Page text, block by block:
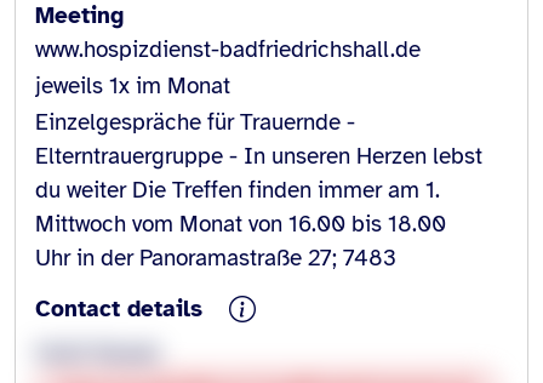
Meeting
www.hospizdienst-badfriedrichshall.de
jeweils 1x im Monat
Einzelgespräche für Trauernde -
Elterntrauergruppe - In unseren Herzen lebst
du weiter Die Treffen finden immer am 1.
Mittwoch vom Monat von 16.00 bis 18.00
Uhr in der Panoramastraße 27; 7483
Contact details